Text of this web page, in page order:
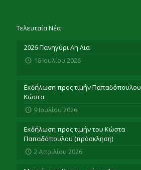
Τελευταία Νέα
2026 Πανηγύρι Αη Λια
16 Ιουλίου 2026
Εκδήλωση προς τιμήν Παπαδόπουλου
Κώστα
9 Ιουλίου 2026
Εκδήλωση προς τιμήν του Κώστα
Παπαδόπουλου (πρόσκληση)
2 Απριλίου 2026